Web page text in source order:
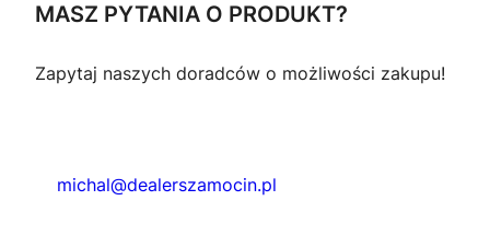
MASZ PYTANIA O PRODUKT?
Zapytaj naszych doradców o możliwości zakupu!
michal@dealerszamocin.pl